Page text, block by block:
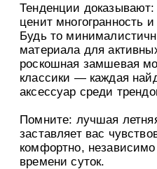
Тенденции
ценит многогранность
Будь то
материала для
роскошная замшевая
классики — каждая
аксессуар среди
Помните: лучшая
заставляет вас
комфортно, независимо
времени суток.